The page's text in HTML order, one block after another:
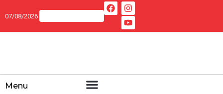
07/08/2026
Menu